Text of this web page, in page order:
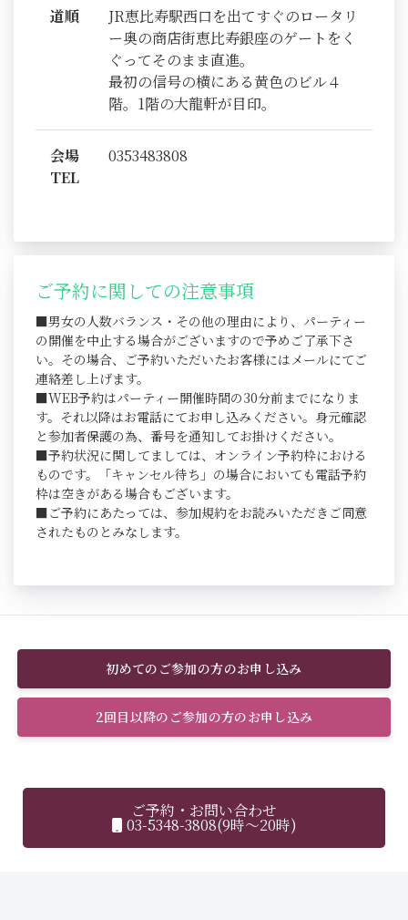
道順
JR恵比寿駅西口を出てすぐのロータリ
ー奥の商店街恵比寿銀座のゲートをく
ぐってそのまま直進。
最初の信号の横にある黄色のビル４
階。1階の大龍軒が目印。
会場
TEL
0353483808
ご予約に関しての注意事項
■男女の人数バランス・その他の理由により、パーティー
の開催を中止する場合がございますので予めご了承下さ
い。その場合、ご予約いただいたお客様にはメールにてご
連絡差し上げます。
■WEB予約はパーティー開催時間の30分前までになりま
す。それ以降はお電話にてお申し込みください。身元確認
と参加者保護の為、番号を通知してお掛けください。
■予約状況に関してましては、オンライン予約枠における
ものです。「キャンセル待ち」の場合においても電話予約
枠は空きがある場合もございます。
■ご予約にあたっては、参加規約をお読みいただきご同意
されたものとみなします。
初めてのご参加の方のお申し込み
2回目以降のご参加の方のお申し込み
ご予約・お問い合わせ
03-5348-3808(9時～20時)